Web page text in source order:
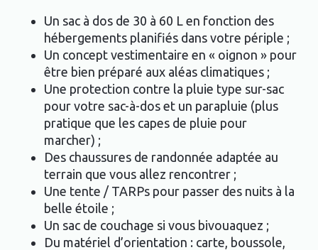
Un sac à dos de 30 à 60 L en fonction des
hébergements planifiés dans votre périple ;
Un concept vestimentaire en « oignon » pour
être bien préparé aux aléas climatiques ;
Une protection contre la pluie type sur-sac
pour votre sac-à-dos et un parapluie (plus
pratique que les capes de pluie pour
marcher) ;
Des chaussures de randonnée adaptée au
terrain que vous allez rencontrer ;
Une tente / TARPs pour passer des nuits à la
belle étoile ;
Un sac de couchage si vous bivouaquez ;
Du matériel d’orientation : carte, boussole,